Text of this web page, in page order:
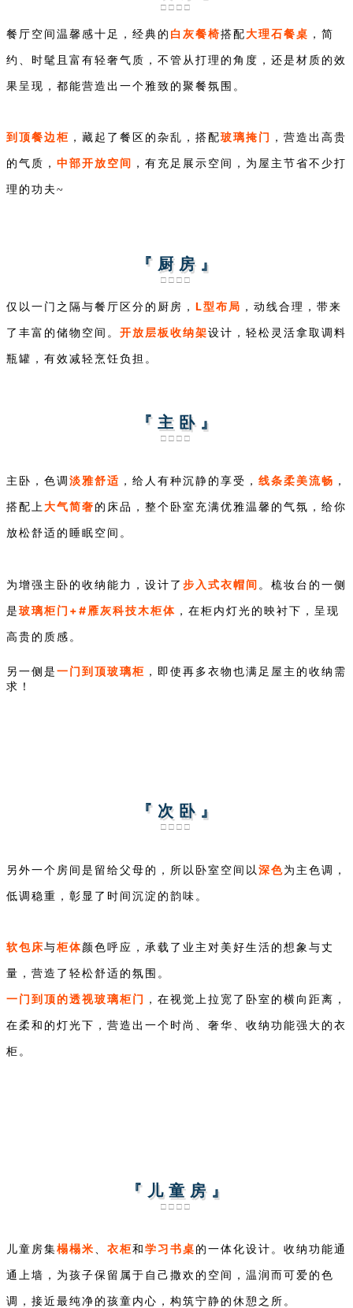
□□□□
餐厅空间温馨感十足，经典的 白灰餐椅搭配大理石餐桌 ，简
约、时髦且富有轻奢气质，不管从打理的角度，还是材质的效
果呈现，都能营造出一个雅致的聚餐氛围。
到顶餐边柜 ，藏起了餐区的杂乱，搭配玻璃掩门 ，营造出高贵
的气质， 中部开放空间 ，有充足展示空间，为屋主节省不少打
理的功夫~
『 厨 房 』
□□□□
仅以一门之隔与餐厅区分的厨房， L型布局 ，动线合理，带来
了丰富的储物空间。 开放层板收纳架设计，轻松灵活拿取调料
瓶罐，有效减轻烹饪负担。
『 主 卧 』
□□□□
主卧，色调 淡雅舒适 ，给人有种沉静的享受， 线条柔美流畅 ，
搭配上大气简奢 的床品，整个卧室充满优雅温馨的气氛，给你
放松舒适的睡眠空间。
为增强主卧的收纳能力，设计了 步入式衣帽间 。梳妆台的一侧
是 玻璃柜门+#雁灰科技木柜体 ，在柜内灯光的映衬下，呈现
高贵的质感。
另一侧是 一门到顶玻璃柜 ，即使再多衣物也满足屋主的收纳需
求！
『 次 卧 』
□□□□
另外一个房间是留给父母的，所以卧室空间以 深色为主色调，
低调稳重，彰显了时间沉淀的韵味。
软包床与柜体颜色呼应，承载了业主对美好生活的想象与丈
量，营造了轻松舒适的氛围。
一门到顶的透视玻璃柜门 ，在视觉上拉宽了卧室的横向距离，
在柔和的灯光下，营造出一个时尚、奢华、收纳功能强大的衣
柜。
『 儿 童 房 』
□□□□
儿童房集榻榻米 、 衣柜和 学习书桌 的一体化设计。收纳功能通
通上墙，为孩子保留属于自己撒欢的空间，温润而可爱的色
调，接近最纯净的孩童内心，构筑宁静的休憩之所。